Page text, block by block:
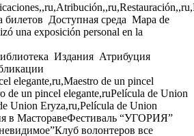
билетов Доступная среда Mapa de
una exposición personal en la
Издания Атрибуция
elegante,ru,Maestro de un pincel
de un pincel elegante,ruPelícula de Union
Union Eryza,ru,Película de Union
в МасторавеФестиваль “УГОРИЯ”
Клуб волонтеров все